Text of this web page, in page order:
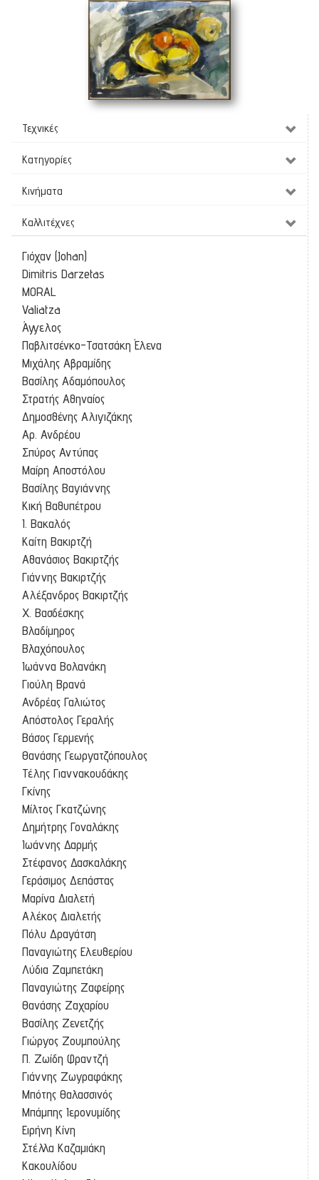
Τεχνικές
Κατηγορίες
Κινήματα
Καλλιτέχνες
Γιόχαν (Johan)
Dimitris Darzetas
MORAL
Valiatza
Άγγελος
Παβλιτσένκο-Τσατσάκη Έλενα
Μιχάλης Αβραμίδης
Βασίλης Αδαμόπουλος
Στρατής Αθηναίος
Δημοσθένης Αλιγιζάκης
Αρ. Ανδρέου
Σπύρος Αντύπας
Μαίρη Αποστόλου
Βασίλης Βαγιάννης
Κική Βαθυπέτρου
Ι. Βακαλός
Καίτη Βακιρτζή
Αθανάσιος Βακιρτζής
Γιάννης Βακιρτζής
Αλέξανδρος Βακιρτζής
Χ. Βασδέσκης
Βλαδίμηρος
Βλαχόπουλος
Ιωάννα Βολανάκη
Γιούλη Βρανά
Ανδρέας Γαλιώτος
Απόστολος Γεραλής
Βάσος Γερμενής
Θανάσης Γεωργατζόπουλος
Τέλης Γιαννακουδάκης
Γκίνης
Μίλτος Γκατζώνης
Δημήτρης Γοναλάκης
Ιωάννης Δαρμής
Στέφανος Δασκαλάκης
Γεράσιμος Δεπάστας
Μαρίνα Διαλετή
Αλέκος Διαλετής
Πόλυ Δραγάτση
Παναγιώτης Ελευθερίου
Λύδια Ζαμπετάκη
Παναγιώτης Ζαφείρης
Θανάσης Ζαχαρίου
Βασίλης Ζενετζής
Γιώργος Ζουμπούλης
Π. Ζωίδη Φραντζή
Γιάννης Ζωγραφάκης
Μπότης Θαλασσινός
Μπάμπης Ιερονυμίδης
Ειρήνη Κίνη
Στέλλα Καζαμιάκη
Κακουλίδου